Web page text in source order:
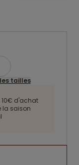
tailles
10€ d'achat
la saison